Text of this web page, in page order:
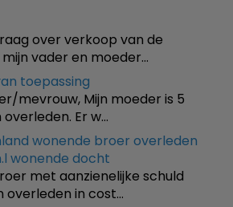
over verkoop van de
mijn vader en moeder…
toepassing
mevrouw, Mijn moeder is 5
Er w…
wonende broer overleden
wonende docht
met aanzienelijke schuld
overleden in cost…